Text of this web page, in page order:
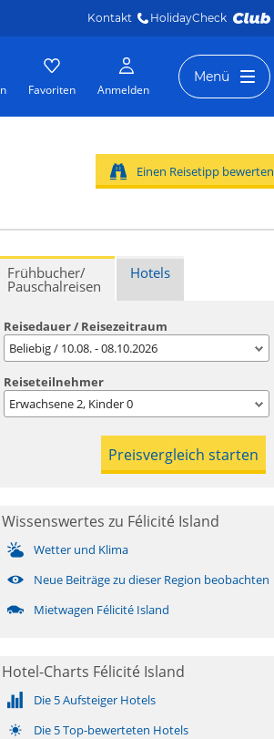
Kontakt HolidayCheck
Favoriten Anmelden
Menü
Einen Reisetipp bewerten
Frühbucher/
Pauschalreisen
Hotels
Reisedauer / Reisezeitraum
Beliebig / 10.08. - 08.10.2026
Reiseteilnehmer
Erwachsene2, Kinder0
Wissenswertes zu Félicité Island
Wetter und Klima
Neue Beiträge zu dieser Region beobachten
Mietwagen Félicité Island
Hotel-Charts Félicité Island
Die 5 Aufsteiger Hotels
Die 5 Top-bewerteten Hotels